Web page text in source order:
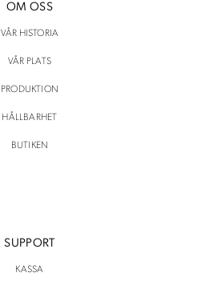
OM OSS
VÅR HISTORIA
VÅR PLATS
PRODUKTION
HÅLLBARHET
BUTIKEN
SUPPORT
KASSA